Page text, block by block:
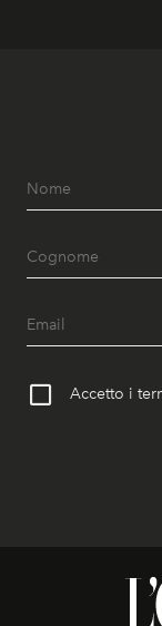
Accetto i